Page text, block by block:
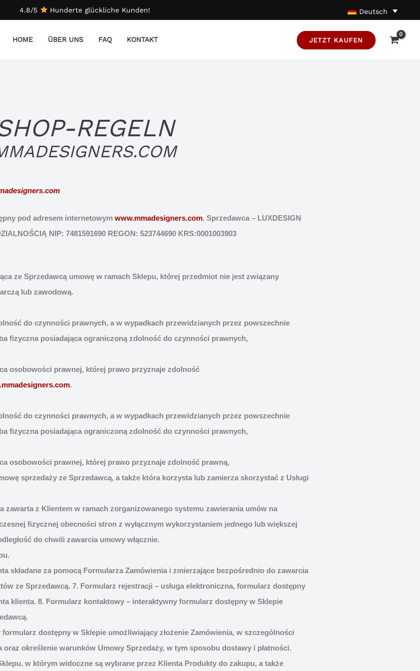
4.8/5 Hunderte glückliche Kunden! Deutsch
HOME ÜBER UNS FAQ KONTAKT JETZT KAUFEN
REGELN
pod adresem internetowym www.mmadesigners.com. Sprzedawca – LUXDESIGN
NIP: 7481591690 REGON: 523744690 KRS:0001003903
ze Sprzedawcą umowę w ramach Sklepu, której przedmiot nie jest związany
lub zawodową.
do czynności prawnych, a w wypadkach przewidzianych przez powszechnie
fizyczna posiadająca ograniczoną zdolność do czynności prawnych,
osobowości prawnej, której prawo przyznaje zdolność
.
do czynności prawnych, a w wypadkach przewidzianych przez powszechnie
fizyczna posiadająca ograniczoną zdolność do czynności prawnych,
osobowości prawnej, której prawo przyznaje zdolność prawną,
sprzedaży ze Sprzedawcą, a także która korzysta lub zamierza skorzystać z Usługi
zawarta z Klientem w ramach zorganizowanego systemu zawierania umów na
fizycznej obecności stron z wyłącznym wykorzystaniem jednego lub większej
do chwili zawarcia umowy włącznie.
składane za pomocą Formularza Zamówienia i zmierzające bezpośrednio do zawarcia
ze Sprzedawcą. 7. Formularz rejestracji – usługa elektroniczna, formularz dostępny
klienta. 8. Formularz kontaktowy – interaktywny formularz dostępny w Sklepie
dostępny w Sklepie umożliwiający złożenie Zamówienia, w szczególności
określenie warunków Umowy Sprzedaży, w tym sposobu dostawy i płatności.
w którym widoczne są wybrane przez Klienta Produkty do zakupu, a także